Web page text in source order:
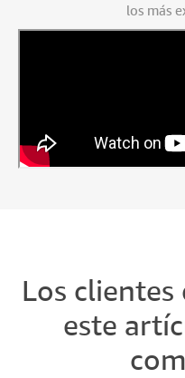
los más
Los
este